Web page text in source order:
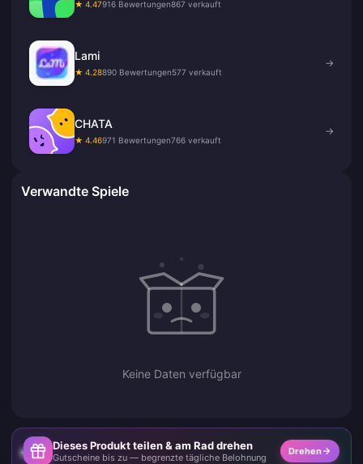
★ 4.47916 Bewertungen867 verkauft
Lami
★ 4.28890 Bewertungen577 verkauft
→
CHATA
★ 4.46971 Bewertungen766 verkauft
→
Verwandte Spiele
Keine Daten verfügbar
Dieses Produkt teilen & am Rad drehen
Gutscheine bis zu — begrenzte tägliche Belohnung
Drehen